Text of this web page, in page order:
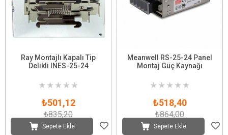
Ray Montajlı Kapalı Tip
Delikli INES-25-24
★ ★ ★ ★ ★
₺501,12
₺835,20
Sepete Ekle
Meanwell RS-25-24 Panel
Montaj Güç Kaynağı
★ ★ ★ ★ ★
₺518,40
₺864,00
Sepete Ekle